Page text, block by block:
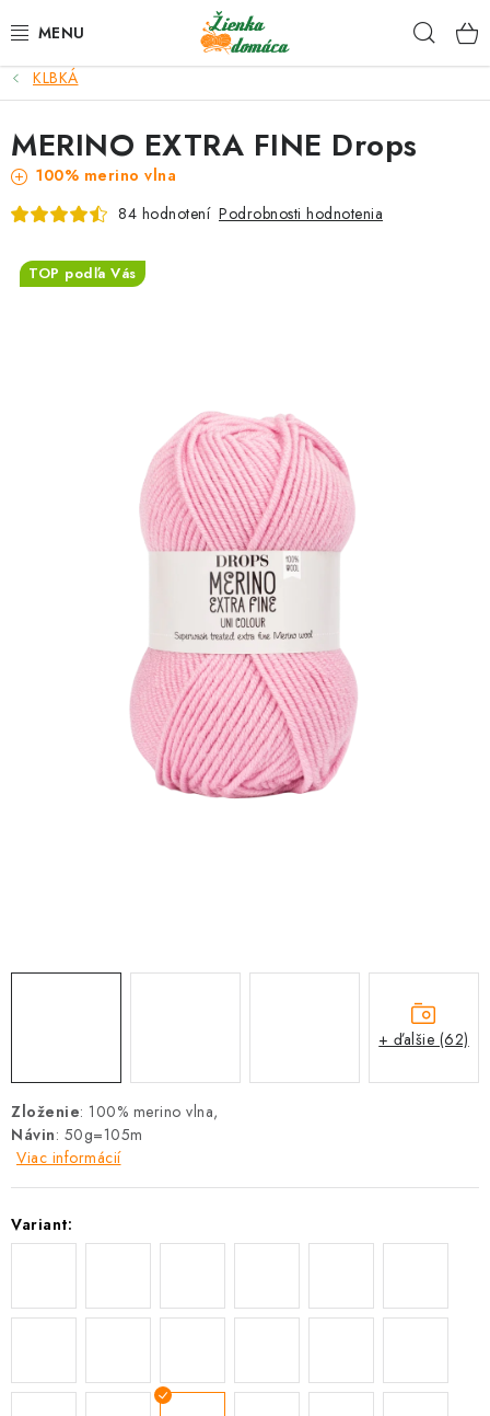
na
KLBKÁ
GALANTÉRIA
ČASOPISY, NÁVODY
Ako nakupovať
Návody a video kurzy
VIDEO návody k ovládaniu e-shopu
Oznamy
KLBKÁ
Zloženie: 100% merino vlna,
Návin: 50g=105m
Viac informácií
Variant:
MERINO EXTRA FINE Drops
100% merino vlna
84 hodnotení Podrobnosti hodnotenia
TOP podľa Vás
+ ďalšie (62)